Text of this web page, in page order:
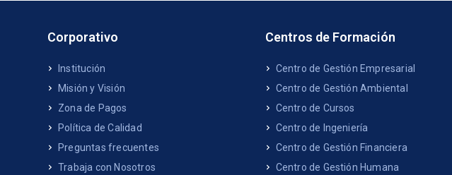
Corporativo
Institución
Misión y Visión
Zona de Pagos
Política de Calidad
Preguntas frecuentes
Trabaja con Nosotros
Centros de Formación
Centro de Gestión Empresarial
Centro de Gestión Ambiental
Centro de Cursos
Centro de Ingeniería
Centro de Gestión Financiera
Centro de Gestión Humana